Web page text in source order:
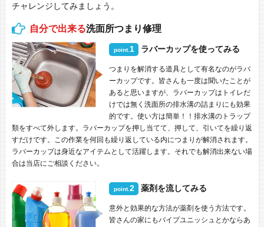
チャレンジしてみましょう。
自分で出来る洗面所つまり修理
point. 1 ラバーカップを使ってみる
つまりを解消する道具として有名なのがラバ
ーカップです。皆さんも一度は聞いたことが
あると思いますが、ラバーカップはトイレだ
けでは無く洗面所の排水溝の詰まりにも効果
的です。使い方は簡単！！排水溝のトラップ
類をすべて外します。ラバーカップを押し当てて、押して、引いてを繰り返
すだけです。この作業を何回も繰り返している内につまりが解消されます。
ラバーカップは身近なアイテムとして活躍します。それでも解消出来ない場
合は当店にご相談ください。
point.2 薬剤を流してみる
意外と効果的な方法が薬剤を使う方法です。
皆さんの家にもパイプユニッシュとかならあ